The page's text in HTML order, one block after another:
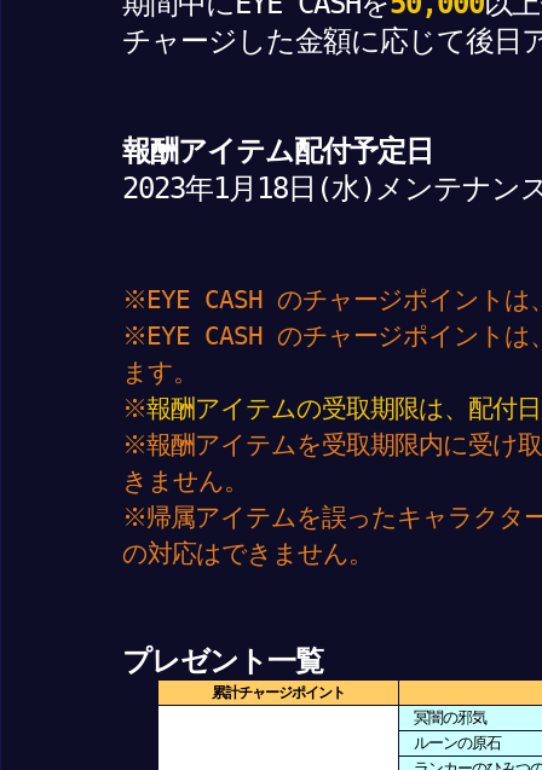
チャージした金額に応じて後日
報酬アイテム配付予定日
2023年1月18日(水)メンテナン
※EYE CASH のチャージポイントは
※EYE CASH のチャージポイントは
ます。
※報酬アイテムの受取期限は、配付
※報酬アイテムを受取期限内に受け
きません。
※帰属アイテムを誤ったキャラクタ
の対応はできません。
プレゼント一覧
累計チャージポイント
冥闇の邪気
ルーンの原石